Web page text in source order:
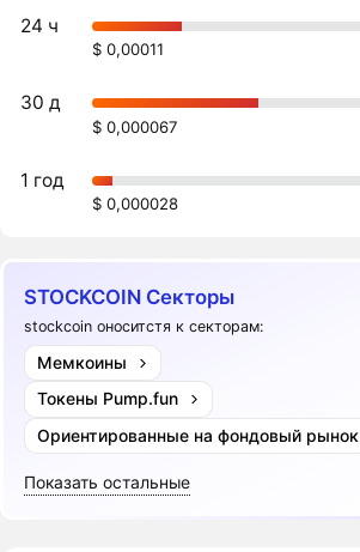
24 ч
$ 0,00011
30 д
$ 0,000067
1 год
$ 0,000028
STOCKCOIN Секторы
stockcoin оноситстя к секторам:
Мемкоины
Токены Pump.fun
Ориентированные на фондовый рынок
Показать остальные